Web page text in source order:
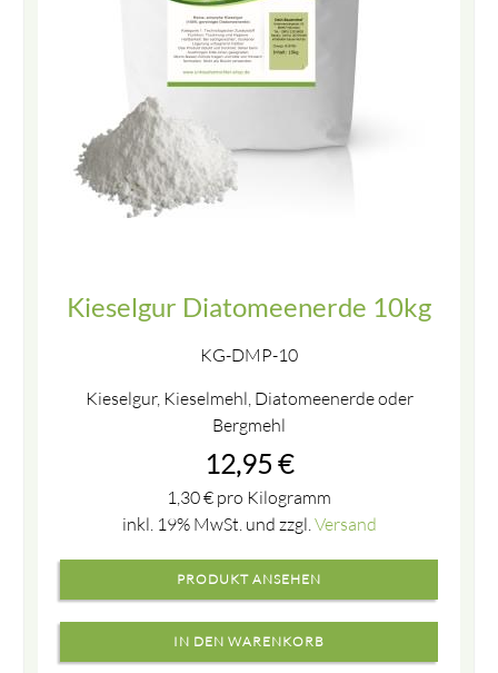
Kieselgur Diatomeenerde 10kg
KG-DMP-10
Kieselgur, Kieselmehl, Diatomeenerde oder
Bergmehl
12,95 €
1,30€ pro Kilogramm
inkl. 19% MwSt. und zzgl.Versand
PRODUKT ANSEHEN